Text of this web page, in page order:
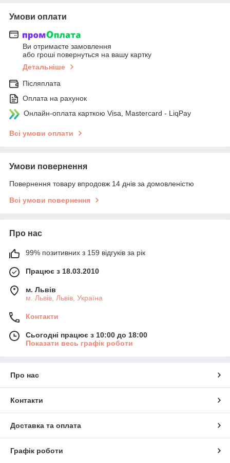
Умови оплати
Ви отримаєте замовлення
або гроші повернуться на вашу картку
Детальніше
Післяплата
Оплата на рахунок
Онлайн-оплата карткою Visa, Mastercard - LiqPay
Всі умови оплати
Умови повернення
Повернення товару впродовж 14 днів за домовленістю
Всі умови повернення
Про нас
99% позитивних з 159 відгуків за рік
Працює з 18.03.2010
м. Львів
м. Львів, Львів, Україна
Контакти
Сьогодні працює з 10:00 до 18:00
Показати весь графік роботи
Про нас
Контакти
Доставка та оплата
Графік роботи